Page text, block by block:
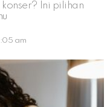
Ini pilihan
am